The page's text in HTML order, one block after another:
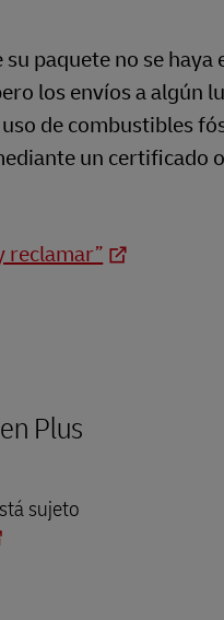
paquete no se haya
los envíos a algún
de combustibles
un certificado
reclamar”
Plus
sujeto